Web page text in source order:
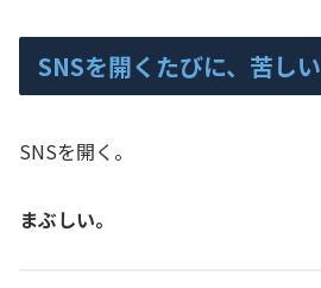
SNSを開くたびに、苦しい
SNSを開く。
まぶしい。